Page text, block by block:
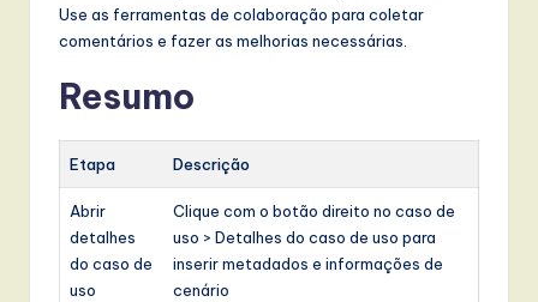
Use as ferramentas de colaboração para coletar
comentários e fazer as melhorias necessárias.
Resumo
Etapa Descrição
Abrir
detalhes
do caso de
uso
Clique com o botão direito no caso de
uso > Detalhes do caso de uso para
inserir metadados e informações de
cenário